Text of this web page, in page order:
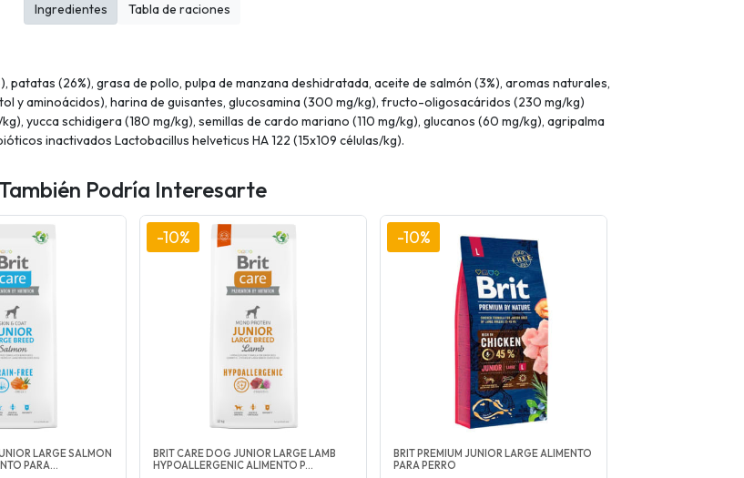
(26%), grasa de pollo, pulpa de manzana deshidratada, aceite de salmón (3%), aromas naturales,
y aminoácidos), harina de guisantes, glucosamina (300 mg/kg), fructo-oligosacáridos (230 mg/kg)
yucca schidigera (180 mg/kg), semillas de cardo mariano (110 mg/kg), glucanos (60 mg/kg), agripalma
inactivados Lactobacillus helveticus HA 122 (15x109 células/kg).
Ingredientes Tabla de raciones
Podría Interesarte
LARGE SALMON
PARA...
-10%
BRIT CARE DOG JUNIOR LARGE LAMB
HYPOALLERGENIC ALIMENTO P...
-10%
BRIT PREMIUM JUNIOR LARGE ALIMENTO
PARA PERRO